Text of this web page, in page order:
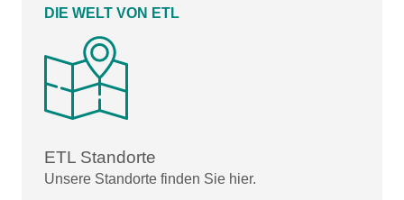
DIE WELT VON ETL
ETL Standorte
Unsere Standorte finden Sie hier.